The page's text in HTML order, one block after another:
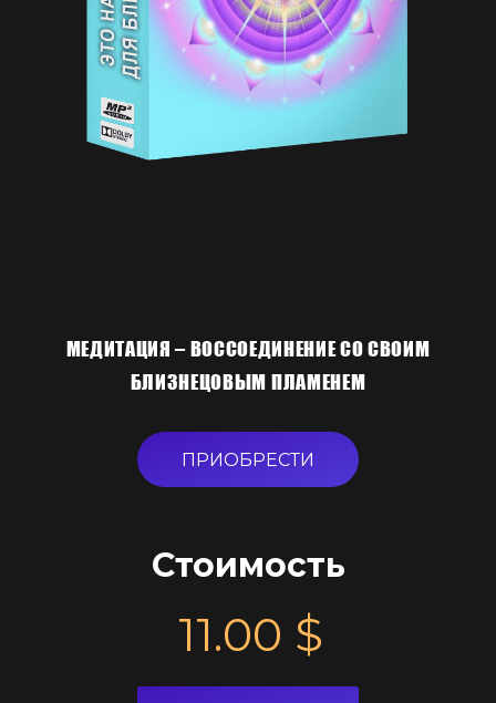
МЕДИТАЦИЯ – ВОССОЕДИНЕНИЕ СО СВОИМ
БЛИЗНЕЦОВЫМ ПЛАМЕНЕМ
ПРИОБРЕСТИ
Стоимость
11.00 $